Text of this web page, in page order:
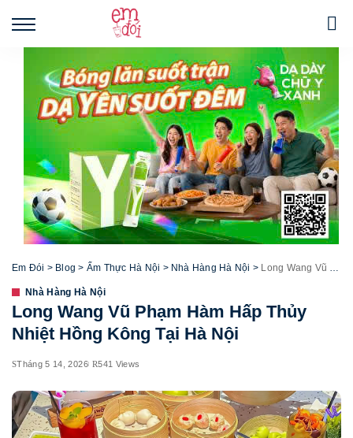
Em Đói > Blog > Ẩm Thực Hà Nội > Nhà Hàng Hà Nội > Long Wang Vũ Phạm Hàm Hấp Thủy Nhiệt Hồng Kông Tại Hà Nội
Nhà Hàng Hà Nội
Long Wang Vũ Phạm Hàm Hấp Thủy
Nhiệt Hồng Kông Tại Hà Nội
Tháng 5 14, 2026 541 Views